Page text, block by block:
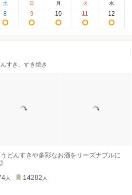
土
8
日
9
月
10
火
11
水
12
すき、すき焼き
どんすきや多彩なお酒をリーズナブルに
人 14282 人